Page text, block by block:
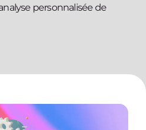
personnalisée de